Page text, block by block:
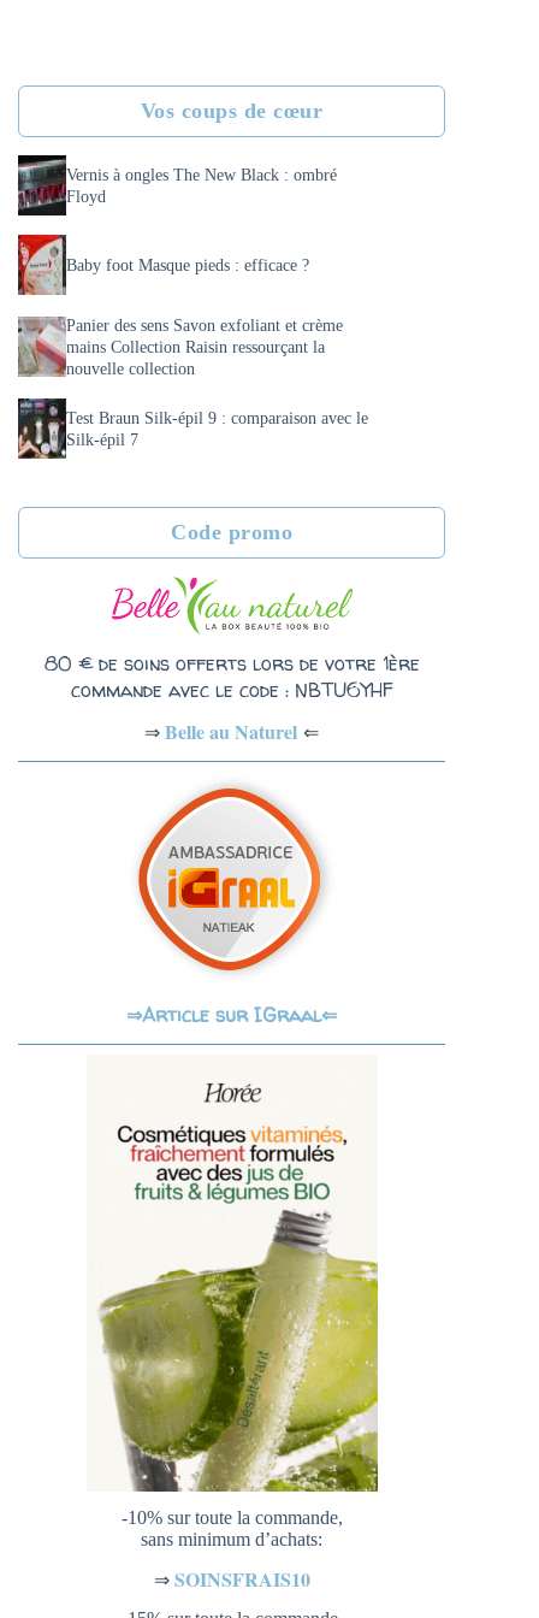
Vos coups de cœur
Vernis à ongles The New Black : ombré
Floyd
Baby foot Masque pieds : efficace ?
Panier des sens Savon exfoliant et crème
mains Collection Raisin ressourçant la
nouvelle collection
Test Braun Silk-épil 9 : comparaison avec le
Silk-épil 7
Code promo
80 € de soins offerts lors de votre 1ère
commande avec le code : NBTU6YHF
⇒Belle au Naturel ⇐
⇒Article sur IGraal⇐
-10% sur toute la commande,
sans minimum d’achats:
⇒ SOINSFRAIS10